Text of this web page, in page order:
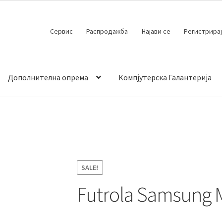
Сервис Распродажба Најави се
Дополнителна опрема Компјутерска Галантерија
SALE!
Futrola Samsung